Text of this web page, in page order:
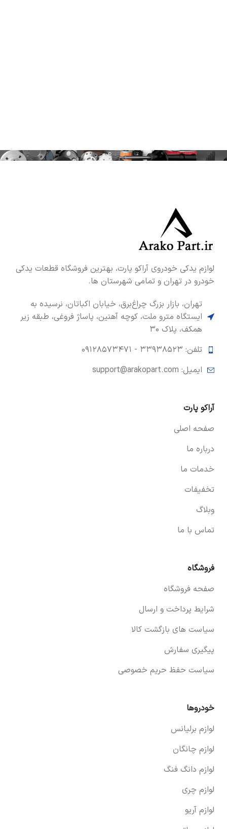
لوازم یدکی خودروی آراکو پارت، بهترین فروشگاه قطعات یدکی
خودرو در تهران و تمامی شهرستان ها.
تهران، بازار بزرگ چراغ‌برق، خیابان اکباتان، نرسیده به
ایستگاه مترو ملت، کوچه آهنین، پاساژ فروغی، طبقه زیر
همکف، پلاک ۳۰
تلفن: ۳۳۹۳۸۵۲۳ -
۰۹۱۲۸۵۷۳۴۷۱
ایمیل: support@arakopart.com
آراکو پارت
صفحه اصلی
درباره ما
خدمات ما
تخفیفات
وبلاگ
تماس با ما
فروشگاه
صفحه فروشگاه
شرایط پرداخت و ارسال
سیاست های بازگشت کالا
پیگیری سفارش
سیاست حفظ حریم خصوصی
خودروها
لوازم برلیانس
لوازم چانگان
لوازم دانگ فنگ
لوازم چری
لوازم آریو